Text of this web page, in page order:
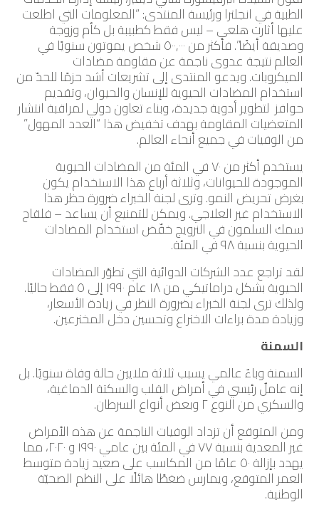
الطبية في انجلترا ورئيسة المنتدى: “المعلومات التي اطلعت
عليها أثارت هلعي – ليس فقط كطبيبة بل كأم وزوجة
وصديقة أيضًا”. فأكثر من ٥٠٠,٠٠٠ شخص يموتون سنويًا في
العالم نتيجة عدوى ناجمة عن مقاومة مضادات
الميكروبات. ويدعو المنتدى إلى تشريعات أشد حزمًا للحدّ من
استخدام المضادات الحيوية للإنسان والحيوان، وتقديم
حوافز لتطوير أدوية جديدة، وبناء تعاون دولي لمراقبة انتشار
المتعضيات المقاومة بهدف تخفيض هذا “العدد المهول”
من الوفيات في جميع أنحاء العالم.
يستخدم أكثر من ٧٠ في المئة من المضادات الحيوية
الموجودة للحيوانات، وثلاثة أرباع هذا الاستخدام يكون
بغرض تحريض النمو. وترى لجنة الخبراء ضرورة حظر هذا
الاستخدام غير العلاجي. ويمكن للتمنيع أن يساعد – فلقاح
سمك السلمون في النرويج خفّض استخدام المضادات
الحيوية بنسبة ٩٨ في المئة.
لقد تراجع عدد الشركات الدوائية التي تطوّر المضادات
الحيوية بشكل دراماتيكي من ١٨ عام ١٩٩٠ إلى ٥ فقط حاليًا.
ولذلك ترى لجنة الخبراء بضرورة النظر في زيادة الأسعار،
وزيادة مدة براءات الاختراع وتحسين دخل المخترعين.
السمنة
السمنة وباءٌ عالمي يسبب ثلاثة ملايين حالة وفاة سنويًا. بل
إنه عاملٌ رئيسي في أمراض القلب والسكتة الدماغية،
والسكري من النوع ٢ وبعض أنواع السرطان.
ومن المتوقع أن تزداد الوفيات الناجمة عن هذه الأمراض
غير المعدية بنسبة ٧٧ في المئة بين عامي ١٩٩٠ و ٢٠٢٠، مما
يهدد بإزالة ٥٠ عامًا من المكاسب على صعيد زيادة متوسط
العمر المتوقع، ويمارس ضغطًا هائلًا على النظم الصحيّة
الوطنية.